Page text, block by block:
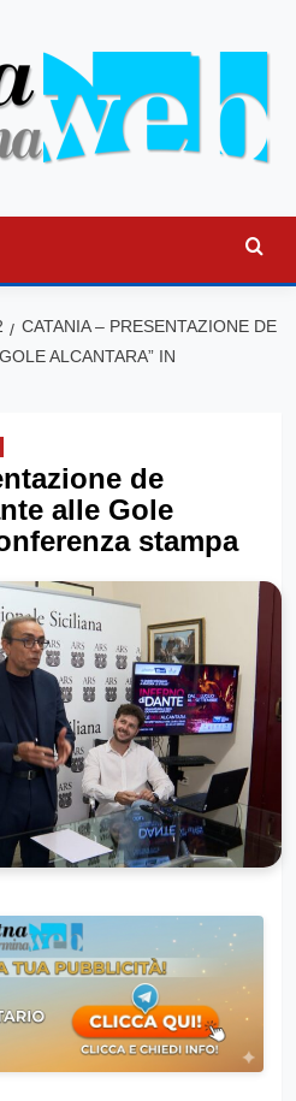
CATANIA – PRESENTAZIONE DE
ALCANTARA” IN
de
alle Gole
stampa